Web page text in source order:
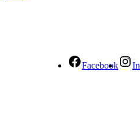
Facebook